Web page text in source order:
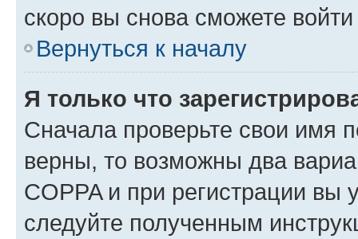
скоро вы снова сможете
Вернуться к началу
Я только что
Сначала проверьте свои имя
верны, то возможны два
COPPA и при регистрации вы
следуйте полученным